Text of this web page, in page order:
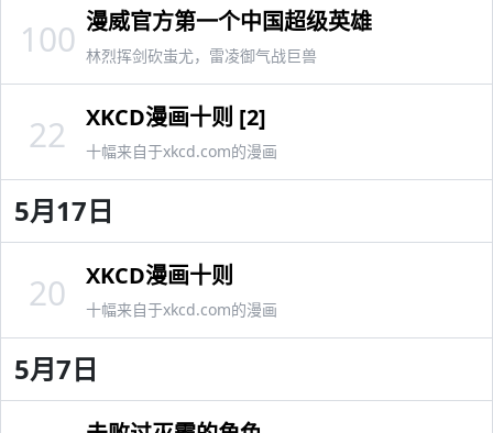
漫威官方第一个中国超级英雄
林烈挥剑砍蚩尤，雷凌御气战巨兽
100
XKCD漫画十则 [2]
十幅来自于xkcd.com的漫画
22
5月17日
XKCD漫画十则
十幅来自于xkcd.com的漫画
20
5月7日